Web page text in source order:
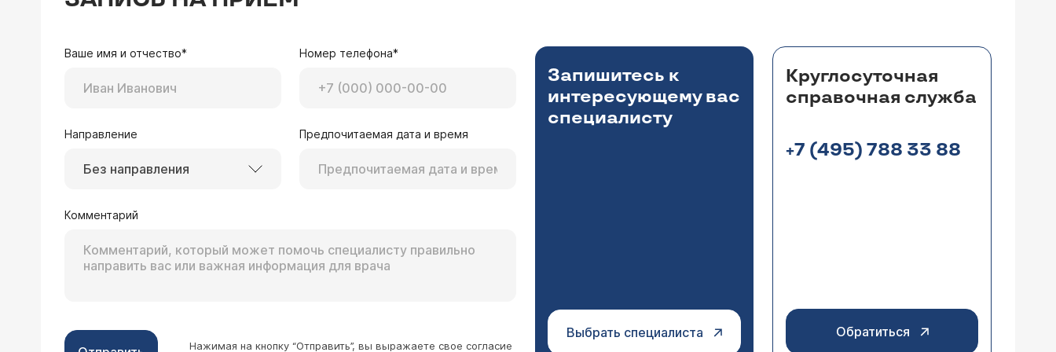
только о том, что со мной происходит что-то не то. У меня нет ни одного друга, неужели я так и останусь одна? Я больна
Уважаемая Юлия! Самооценка у Вас, действительно, занижена. Двигайтесь в другом направлении! Вначале, хотя бы в
мелочах, подумайте, чего Вы хотите, затем представьте, как это происходит, почувствуйте удовлетворение, а потом,
шаг за шагом, начните воплощать представленное в жизнь. Таким образом, Вы постепенно начнете строить свое
18.02.2004 Диана, 24 года, СПб.
общем, заряд энергии бьёт через край. Это длится около 2-ух месяцев, затем наступает разочарование в партнере и
Врач — психолог Лазарева Юлия Анатольевна
К сожалению, пока Вы еще не можете, не научились любить другого человека. В первое время после знакомства Вы
Ваше имя и отчество* Номер телефона*
Направление
Без направления
Предпочитаемая дата и время
Комментарий
Нажимая на кнопку “Отправить”, вы выражаете свое согласие
Запишитесь к
интересующему вас
специалисту
Выбрать специалиста
Круглосуточная
справочная служба
+7 (495) 788 33 88
Обратиться